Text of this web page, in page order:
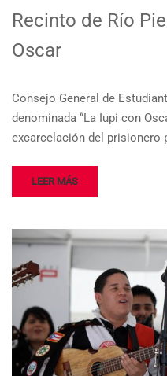
Recinto de Río
Oscar
Consejo General de
denominada “La Iupi con
excarcelación del prisionero
LEER MÁS